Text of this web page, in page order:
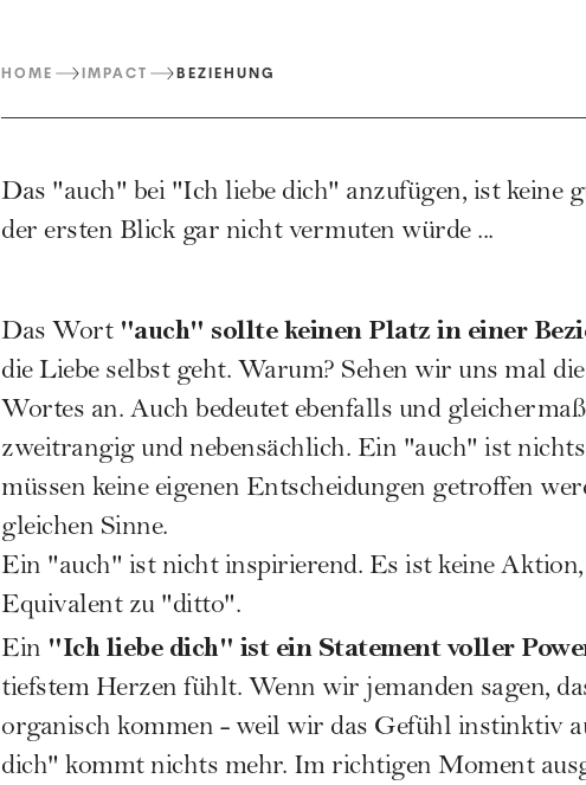
HOME IMPACT BEZIEHUNG
Das "auch" bei "Ich liebe dich" anzufügen, ist keine
der ersten Blick gar nicht vermuten würde ...
Das Wort "auch" sollte keinen Platz in einer
die Liebe selbst geht. Warum? Sehen wir uns mal
Wortes an. Auch bedeutet ebenfalls und
zweitrangig und nebensächlich. Ein "auch" ist
müssen keine eigenen Entscheidungen getroffen
gleichen Sinne.
Ein "auch" ist nicht inspirierend. Es ist keine Aktion,
Equivalent zu "ditto".
Ein "Ich liebe dich" ist ein Statement voller
tiefstem Herzen fühlt. Wenn wir jemanden sagen,
organisch kommen - weil wir das Gefühl instinktiv
dich" kommt nichts mehr. Im richtigen Moment